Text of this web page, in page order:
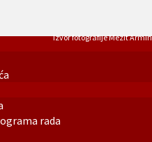
rada
Izvor fotografije Mezit Armin